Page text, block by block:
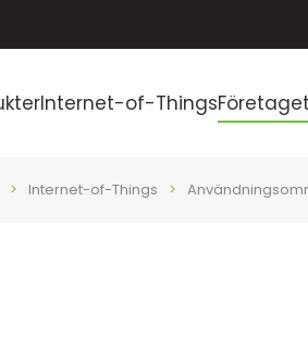
Internet-of-ThingsFöretaget
Internet-of-Things